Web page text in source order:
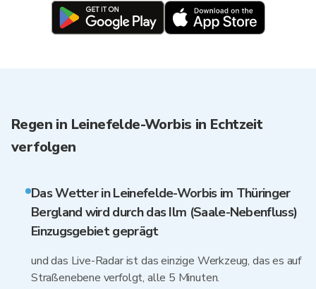
Regen in Leinefelde-Worbis in Echtzeit
verfolgen
Das Wetter in Leinefelde-Worbis im Thüringer
Bergland wird durch das Ilm (Saale-Nebenfluss)
Einzugsgebiet geprägt
und das Live-Radar ist das einzige Werkzeug, das es auf
Straßenebene verfolgt, alle 5 Minuten.